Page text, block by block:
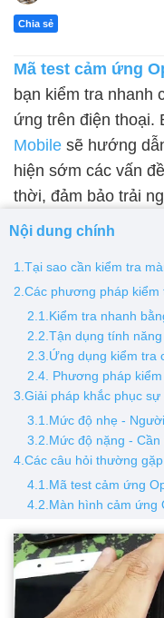
Màn hình
Màn hình
Thay pin
Pin iPhone
Pin Realme
Thay vỏ
Vỏ iPhone
Chia sẻ
Mã test cảm ứng
bạn kiểm tra nhanh
ứng trên điện thoại.
Mobile sẽ hướng
hiện sớm các vấn
thời, đảm bảo trải
Nội dung chính
1.Tại sao cần kiểm tra
2.Các phương pháp
2.1.Kiểm tra nhanh
2.2.Tận dụng tính
2.3.Ứng dụng kiểm tra
2.4. Phương pháp
3.Giải pháp khắc phục
3.1.Mức độ nhẹ -
3.2.Mức độ nặng -
4.Các câu hỏi thường
4.1.Mã test cảm ứng
4.2.Màn hình cảm ứng